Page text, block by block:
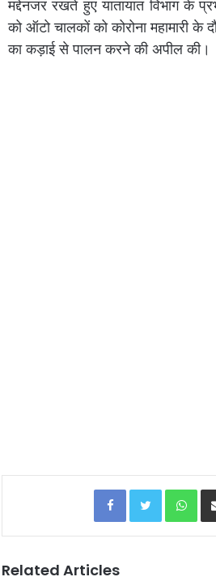
मद्देनजर रखते हुए यातायात विभाग के
को ऑटो चालकों को कोरोना महामारी
का कड़ाई से पालन करने की अपील की।
Facebook Twitter WhatsApp
Related Articles